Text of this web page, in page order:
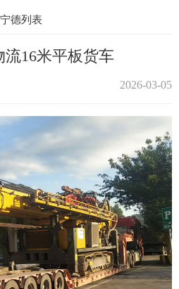
宁德列表
16米平板货车
2026-03-05